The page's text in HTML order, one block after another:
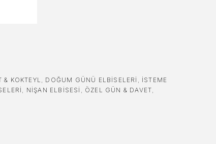
& KOKTEYL , DOĞUM GÜNÜ ELBISELERI , İSTEME
, NIŞAN ELBISESI , ÖZEL GÜN & DAVET,